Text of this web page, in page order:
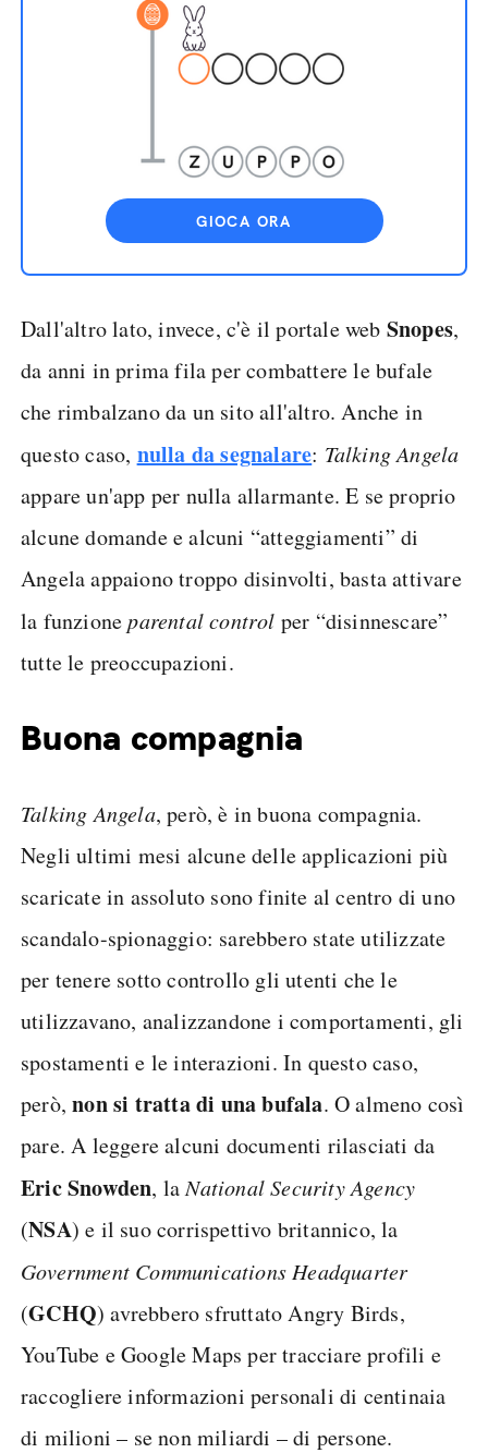
GIOCA ORA
Dall'altro lato, invece, c'è il portale web Snopes,
da anni in prima fila per combattere le bufale
che rimbalzano da un sito all'altro. Anche in
questo caso, nulla da segnalare: Talking Angela
appare un'app per nulla allarmante. E se proprio
alcune domande e alcuni “atteggiamenti” di
Angela appaiono troppo disinvolti, basta attivare
la funzioneparental control per “disinnescare”
tutte le preoccupazioni.
Buona compagnia
Talking Angela, però, è in buona compagnia.
Negli ultimi mesi alcune delle applicazioni più
scaricate in assoluto sono finite al centro di uno
scandalo-spionaggio: sarebbero state utilizzate
per tenere sotto controllo gli utenti che le
utilizzavano, analizzandone i comportamenti, gli
spostamenti e le interazioni. In questo caso,
però,non si tratta di una bufala. O almeno così
pare. A leggere alcuni documenti rilasciati da
Eric Snowden, laNational Security Agency
(NSA) e il suo corrispettivo britannico, la
Government Communications Headquarter
(GCHQ) avrebbero sfruttato Angry Birds,
YouTube e Google Maps per tracciare profili e
raccogliere informazioni personali di centinaia
di milioni – se non miliardi – di persone.